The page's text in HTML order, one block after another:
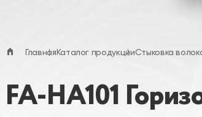
ГлавнаяКаталог продукцииСтыковка
FA-HA101